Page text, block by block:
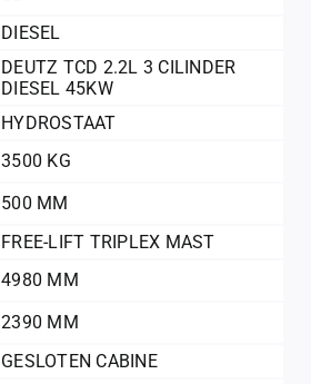
DIESEL
DEUTZ TCD 2.2L 3 CILINDER
DIESEL 45KW
HYDROSTAAT
3500 KG
500 MM
FREE-LIFT TRIPLEX MAST
4980 MM
2390 MM
GESLOTEN CABINE